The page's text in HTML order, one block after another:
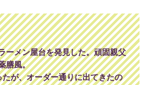
ーメン屋台を発見した。頑固親父
膳風。
が、オーダー通りに出てきたの